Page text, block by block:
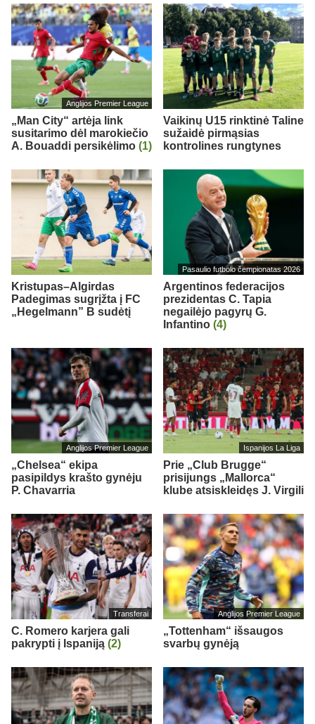
Anglijos Premier League
„Man City“ artėja link
susitarimo dėl marokiečio
A. Bouaddi persikėlimo (1)
Vaikinų U15 rinktinė Taline
sužaidė pirmąsias
kontrolines rungtynes
Kristupas–Algirdas
Padegimas sugrįžta į FC
„Hegelmann” B sudėtį
Pasaulio futbolo čempionatas 2026
Argentinos federacijos
prezidentas C. Tapia
negailėjo pagyrų G.
Infantino (4)
Anglijos Premier League
„Chelsea“ ekipa
pasipildys krašto gynėju
P. Chavarria
Ispanijos La Liga
Prie „Club Brugge“
prisijungs „Mallorca“
klube atsiskleidęs J. Virgili
Transferai
C. Romero karjera gali
pakrypti į Ispaniją (2)
Anglijos Premier League
„Tottenham“ išsaugos
svarbų gynėją